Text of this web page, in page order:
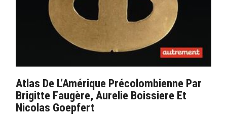
Atlas De L’Amérique Précolombienne Par
Brigitte Faugère, Aurelie Boissiere Et
Nicolas Goepfert